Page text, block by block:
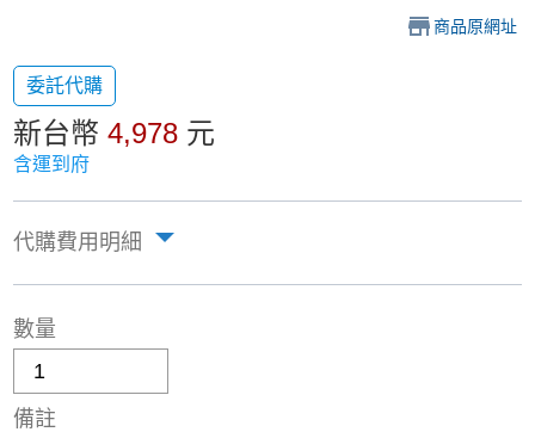
商品原網址
委託代購
新台幣4,978 元
含運到府
代購費用明細
數量
備註